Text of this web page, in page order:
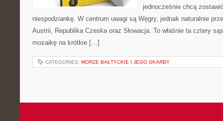
jednocześnie chcą
niespodziankę. W centrum uwagi są Węgry, jednak naturalnie
Austrii, Republika Czeska oraz Słowacja. To właśnie ta cztery
mozaikę na krótkie […]
CATEGORIES: MORZE BAŁTYCKIE I JEGO SKARBY